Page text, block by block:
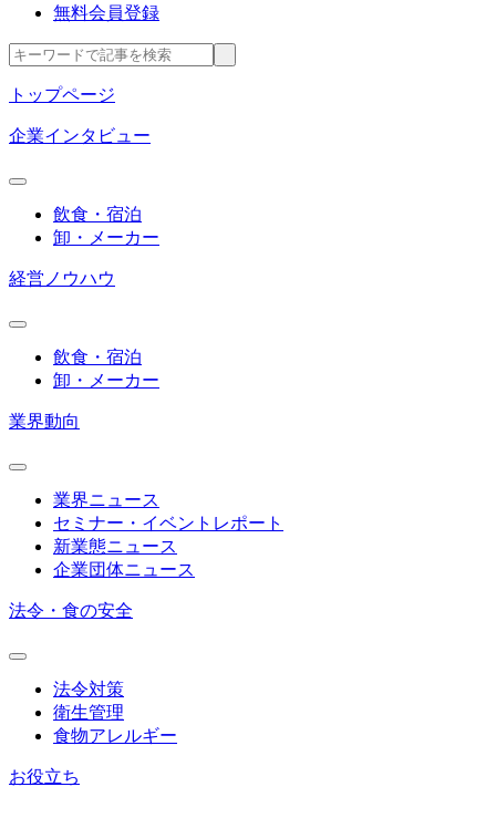
無料会員登録
トップページ
企業インタビュー
飲食・宿泊
卸・メーカー
経営ノウハウ
飲食・宿泊
卸・メーカー
業界動向
業界ニュース
セミナー・イベントレポート
新業態ニュース
企業団体ニュース
法令・食の安全
法令対策
衛生管理
食物アレルギー
お役立ち